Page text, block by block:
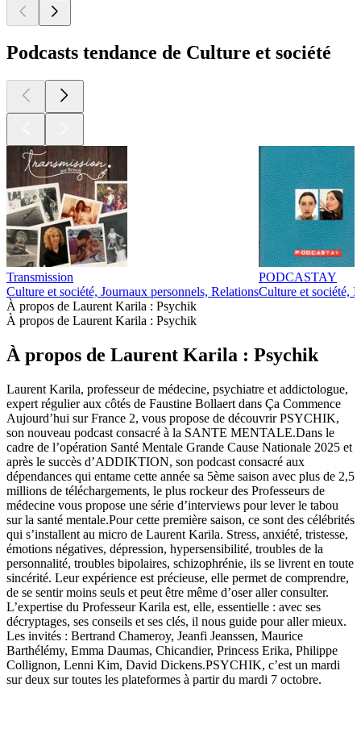
Podcasts tendance de Culture et société
Transmission
Culture et société, Journaux personnels, Relations
PODCASTAY
Culture et société,
À propos de Laurent Karila : Psychik
À propos de Laurent Karila : Psychik
À propos de Laurent Karila : Psychik
Laurent Karila, professeur de médecine, psychiatre et addictologue,
expert régulier aux côtés de Faustine Bollaert dans Ça Commence
Aujourd’hui sur France 2, vous propose de découvrir PSYCHIK,
son nouveau podcast consacré à la SANTE MENTALE.Dans le
cadre de l’opération Santé Mentale Grande Cause Nationale 2025 et
après le succès d’ADDIKTION, son podcast consacré aux
dépendances qui entame cette année sa 5ème saison avec plus de 2,5
millions de téléchargements, le plus rockeur des Professeurs de
médecine vous propose une série d’interviews pour lever le tabou
sur la santé mentale.Pour cette première saison, ce sont des célébrités
qui s’installent au micro de Laurent Karila. Stress, anxiété, tristesse,
émotions négatives, dépression, hypersensibilité, troubles de la
personnalité, troubles bipolaires, schizophrénie, ils se livrent en toute
sincérité. Leur expérience est précieuse, elle permet de comprendre,
de se sentir moins seuls et peut être même d’oser aller consulter.
L’expertise du Professeur Karila est, elle, essentielle : avec ses
décryptages, ses conseils et ses clés, il nous guide pour aller mieux.
Les invités : Bertrand Chameroy, Jeanfi Jeanssen, Maurice
Barthélémy, Emma Daumas, Chicandier, Princess Erika, Philippe
Collignon, Lenni Kim, David Dickens.PSYCHIK, c’est un mardi
sur deux sur toutes les plateformes à partir du mardi 7 octobre.